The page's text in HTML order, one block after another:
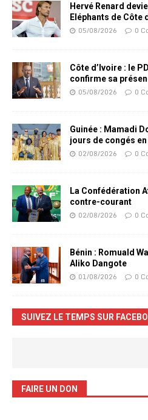
Hervé Renard
Eléphants de Côte
05/08/2026 0
Côte d’Ivoire : le
confirme sa
05/08/2026 0
Guinée : Mamadi
jours de congés
02/08/2026 0
La Confédération
contre-courant
02/08/2026 0
Bénin : Romuald
Aliko Dangote
01/08/2026 0
SUIVEZ LE TEMPS SUR
FAIRE UN DON